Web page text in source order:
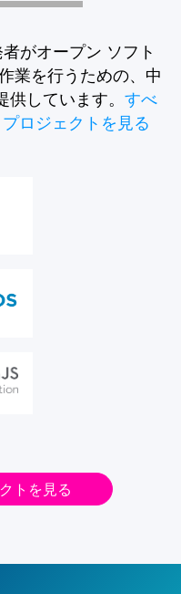
がオープン ソフト
業を行うための、中
しています。 すべ
ロジェクトを見る
トを見る